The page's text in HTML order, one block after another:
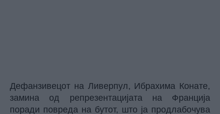
Дефанзивецот на Ливерпул, Ибрахима Конате,
замина од репрезентацијата на Франција
поради повреда на бутот, што ја продлабочува